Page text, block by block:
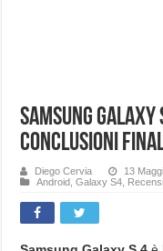
Samsung Galaxy
conclusioni
Diego Cervia
13
Android ,Galaxy S4